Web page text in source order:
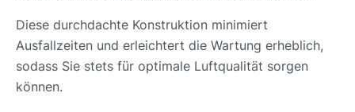
Diese durchdachte Konstruktion minimiert
Ausfallzeiten und erleichtert die Wartung erheblich,
sodass Sie stets für optimale Luftqualität sorgen
können.